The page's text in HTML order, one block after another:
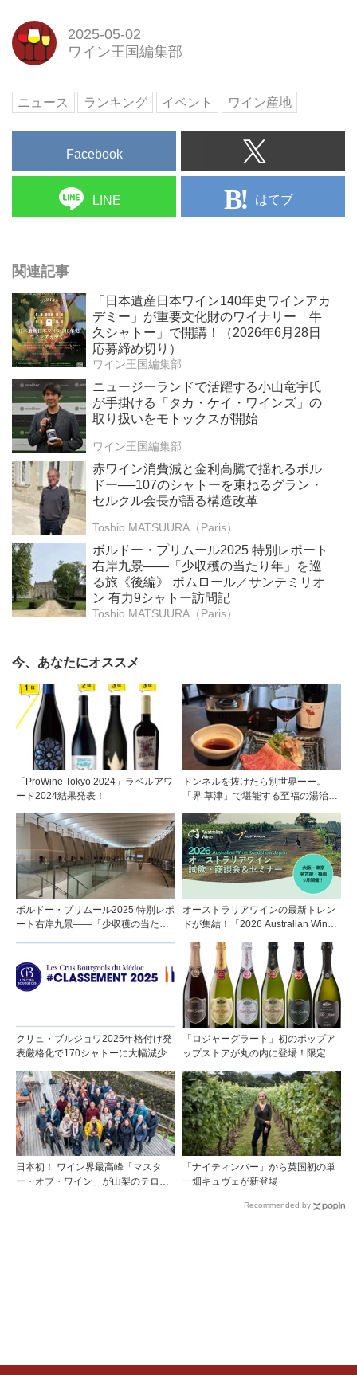
2025-05-02
ワイン王国編集部
ニュース ランキング イベント ワイン産地
Facebook
LINE はてブ
関連記事
「日本遺産日本ワイン140年史ワインアカ
デミー」が重要文化財のワイナリー「牛
久シャトー」で開講！（2026年6月28日
応募締め切り）
ワイン王国編集部
ニュージーランドで活躍する小山竜宇氏
が手掛ける「タカ・ケイ・ワインズ」の
取り扱いをモトックスが開始
ワイン王国編集部
赤ワイン消費減と金利高騰で揺れるボル
ドー──107のシャトーを束ねるグラン・
セルクル会長が語る構造改革
Toshio MATSUURA（Paris）
ボルドー・プリムール2025 特別レポート
右岸九景――「少収穫の当たり年」を巡
る旅《後編》 ポムロール／サンテミリオ
ン 有力9シャトー訪問記
Toshio MATSUURA（Paris）
今、あなたにオススメ
「ProWine Tokyo 2024」ラベルアワ
ード2024結果発表！
トンネルを抜けたら別世界ーー。
「界 草津」で堪能する至福の湯治と
ボルドー・プリムール2025 特別レポ
ート右岸九景――「少収穫の当たり
オーストラリアワインの最新トレン
ドが集結！「2026 Australian Wine
で開催
クリュ・ブルジョワ2025年格付け発
表厳格化で170シャトーに大幅減少
「ロジャーグラート」初のポップア
ップストアが丸の内に登場！限定キ
日本初！ ワイン界最高峰「マスタ
ー・オブ・ワイン」が山梨のテロワ
「ナイティンバー」から英国初の単
一畑キュヴェが新登場
Recommended by